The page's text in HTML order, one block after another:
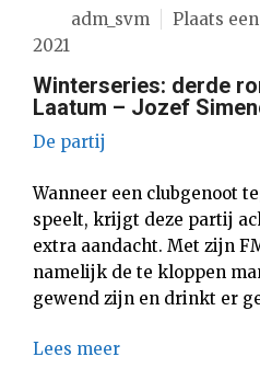
adm_svm Plaats
2021
Winterseries: derde
Laatum – Jozef
De partij
Wanneer een clubgenoot
speelt, krijgt deze partij
extra aandacht. Met zijn
namelijk de te kloppen
gewend zijn en drinkt er
Lees meer